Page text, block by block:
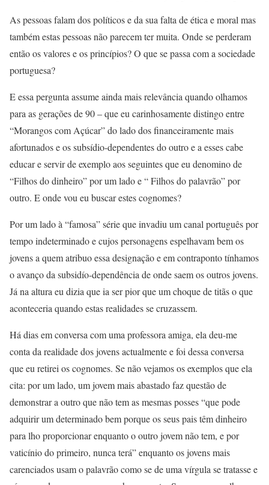
As pessoas falam dos políticos e da sua falta de ética e moral mas
também estas pessoas não parecem ter muita. Onde se perderam
então os valores e os princípios? O que se passa com a sociedade
portuguesa?
E essa pergunta assume ainda mais relevância quando olhamos
para as gerações de 90 – que eu carinhosamente distingo entre
“Morangos com Açúcar” do lado dos financeiramente mais
afortunados e os subsídio-dependentes do outro e a esses cabe
educar e servir de exemplo aos seguintes que eu denomino de
“Filhos do dinheiro” por um lado e “ Filhos do palavrão” por
outro. E onde vou eu buscar estes cognomes?
Por um lado à “famosa” série que invadiu um canal português por
tempo indeterminado e cujos personagens espelhavam bem os
jovens a quem atribuo essa designação e em contraponto tínhamos
o avanço da subsidío-dependência de onde saem os outros jovens.
Já na altura eu dizia que ia ser pior que um choque de titãs o que
aconteceria quando estas realidades se cruzassem.
Há dias em conversa com uma professora amiga, ela deu-me
conta da realidade dos jovens actualmente e foi dessa conversa
que eu retirei os cognomes. Se não vejamos os exemplos que ela
cita: por um lado, um jovem mais abastado faz questão de
demonstrar a outro que não tem as mesmas posses “que pode
adquirir um determinado bem porque os seus pais têm dinheiro
para lho proporcionar enquanto o outro jovem não tem, e por
vaticínio do primeiro, nunca terá” enquanto os jovens mais
carenciados usam o palavrão como se de uma vírgula se tratasse e